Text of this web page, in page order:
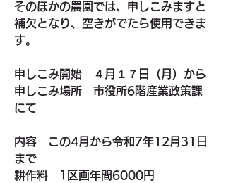
そのほかの農園では、申しこみますと
補欠となり、空きがでたら使用できま
す。
申しこみ開始　４月１７日（月）から
申しこみ場所　市役所6階産業政策課
にて
内容　この4月から令和7年12月31日
まで
耕作料　1区画年間6000円